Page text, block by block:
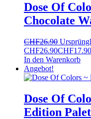
Dose Of
Chocolate
CHF26.90
CHF26.90CHF17.90
In den Warenkorb
Angebot!
Dose Of
Edition